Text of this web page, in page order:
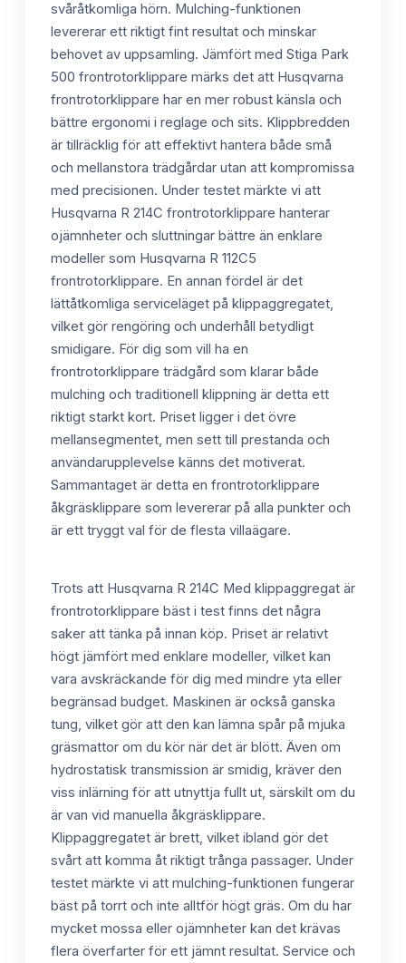
svåråtkomliga hörn. Mulching-funktionen
levererar ett riktigt fint resultat och minskar
behovet av uppsamling. Jämfört med Stiga Park
500 frontrotorklippare märks det att Husqvarna
frontrotorklippare har en mer robust känsla och
bättre ergonomi i reglage och sits. Klippbredden
är tillräcklig för att effektivt hantera både små
och mellanstora trädgårdar utan att kompromissa
med precisionen. Under testet märkte vi att
Husqvarna R 214C frontrotorklippare hanterar
ojämnheter och sluttningar bättre än enklare
modeller som Husqvarna R 112C5
frontrotorklippare. En annan fördel är det
lättåtkomliga serviceläget på klippaggregatet,
vilket gör rengöring och underhåll betydligt
smidigare. För dig som vill ha en
frontrotorklippare trädgård som klarar både
mulching och traditionell klippning är detta ett
riktigt starkt kort. Priset ligger i det övre
mellansegmentet, men sett till prestanda och
användarupplevelse känns det motiverat.
Sammantaget är detta en frontrotorklippare
åkgräsklippare som levererar på alla punkter och
är ett tryggt val för de flesta villaägare.
Trots att Husqvarna R 214C Med klippaggregat är
frontrotorklippare bäst i test finns det några
saker att tänka på innan köp. Priset är relativt
högt jämfört med enklare modeller, vilket kan
vara avskräckande för dig med mindre yta eller
begränsad budget. Maskinen är också ganska
tung, vilket gör att den kan lämna spår på mjuka
gräsmattor om du kör när det är blött. Även om
hydrostatisk transmission är smidig, kräver den
viss inlärning för att utnyttja fullt ut, särskilt om du
är van vid manuella åkgräsklippare.
Klippaggregatet är brett, vilket ibland gör det
svårt att komma åt riktigt trånga passager. Under
testet märkte vi att mulching-funktionen fungerar
bäst på torrt och inte alltför högt gräs. Om du har
mycket mossa eller ojämnheter kan det krävas
flera överfarter för ett jämnt resultat. Service och